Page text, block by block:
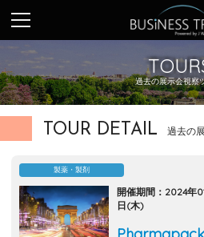
過去の展示会視察
TOUR DETAIL 過去の
製薬・製剤
開催期間：2024年
日(木)